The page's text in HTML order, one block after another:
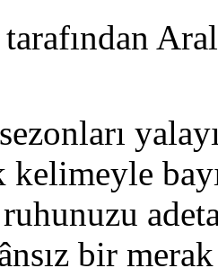
bir